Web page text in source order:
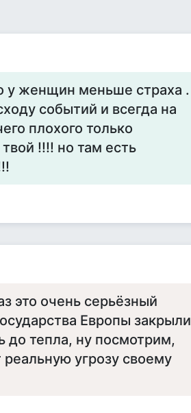
у женщин меньше страха .
событий и всегда на
плохого только
!!!! но там есть
это очень серьёзный
Европы закрыли
до тепла, ну посмотрим,
угрозу своему